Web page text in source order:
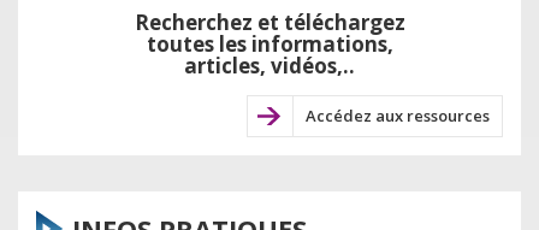
Recherchez et téléchargez
toutes les informations,
articles, vidéos,..
Accédez aux ressources